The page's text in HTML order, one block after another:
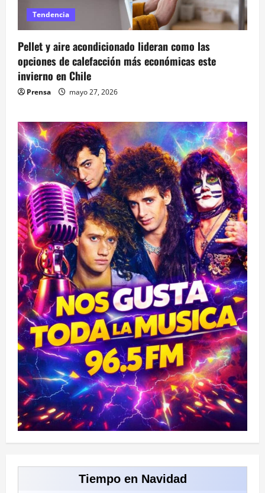
Tendencia
Pellet y aire acondicionado lideran como las
opciones de calefacción más económicas este
invierno en Chile
Prensa mayo 27, 2026
Tiempo en Navidad